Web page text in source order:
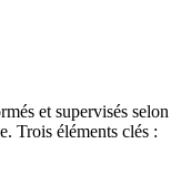
et supervisés selon
Trois éléments clés :